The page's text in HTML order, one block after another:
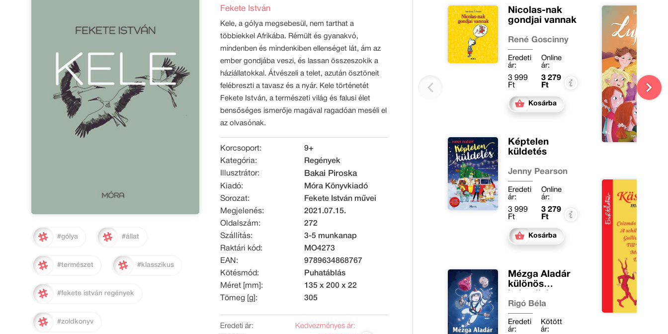
#gólya #állat
#természet #klasszikus
#fekete istván regények
#zoldkonyv
Fekete István
Kele, a gólya megsebesül, nem tarthat a
többiekkel Afrikába. Rémült és gyanakvó,
mindenben és mindenkiben ellenséget lát, ám az
ember gondjába veszi, és lassan összeszokik a
háziállatokkal. Átvészeli a telet, azután ösztöneit
felébreszti a tavasz és a nyár. Kele történetét
Fekete István, a természeti világ és falusi élet
bensőséges ismerője magával ragadóan meséli el
az olvasónak.
Korcsoport:
9+
Kategória:
Regények
Illusztrátor:
Bakai Piroska
Kiadó:
Móra Könyvkiadó
Sorozat:
Fekete István művei
Megjelenés:
2021.07.15.
Oldalszám:
272
Szállítás:
3-5 munkanap
Raktári kód:
MO4273
EAN:
9789634868767
Kötésmód:
Puhatáblás
Méret [mm]:
135 x 200 x 22
Tömeg [g]:
305
Eredeti ár:
Kedvezményes ár:
Nicolas-nak
gondjai vannak
René Goscinny
Eredeti
ár:
3 999
Ft
Online
ár:
3 279
Ft
Kosárba
Képtelen
küldetés
Jenny Pearson
Eredeti
ár:
3 999
Ft
Online
ár:
3 279
Ft
Kosárba
Mézga Aladár
különös
Rigó Béla
Eredeti
ár:
Kötött
ár: